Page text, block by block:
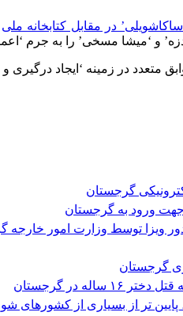
در مقابل کتابخانه ملی
متعدد در زمینه ‘ایجاد درگیری
گرجستان
ورود به گرجستان
ویزا توسط وزارت امور خارجه
گرجستان
در گرجستان
تر از بسیاری از کشورهای